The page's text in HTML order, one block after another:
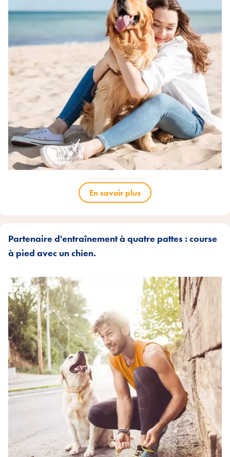
En savoir plus
Partenaire d'entraînement à quatre pattes : course
à pied avec un chien.